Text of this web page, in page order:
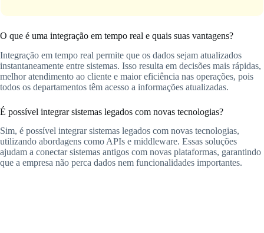
O que é uma integração em tempo real e quais suas vantagens?
Integração em tempo real permite que os dados sejam atualizados
instantaneamente entre sistemas. Isso resulta em decisões mais rápidas,
melhor atendimento ao cliente e maior eficiência nas operações, pois
todos os departamentos têm acesso a informações atualizadas.
É possível integrar sistemas legados com novas tecnologias?
Sim, é possível integrar sistemas legados com novas tecnologias,
utilizando abordagens como APIs e middleware. Essas soluções
ajudam a conectar sistemas antigos com novas plataformas, garantindo
que a empresa não perca dados nem funcionalidades importantes.